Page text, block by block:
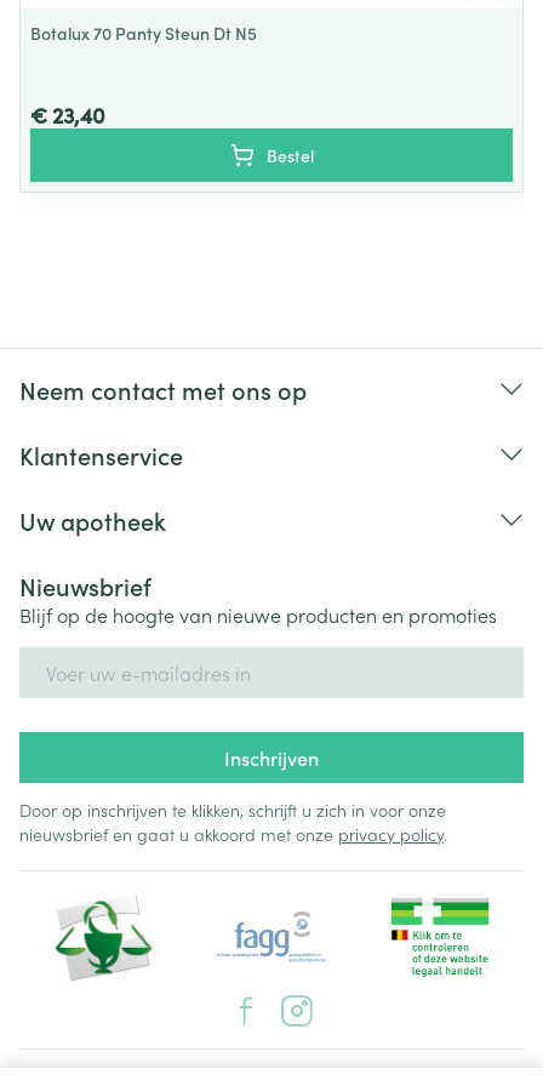
Botalux 70 Panty Steun Dt N5
€ 23,40
Bestel
Neem contact met ons op
Klantenservice
Uw apotheek
Nieuwsbrief
Blijf op de hoogte van nieuwe producten en promoties
Inschrijven
Door op inschrijven te klikken, schrijft u zich in voor onze
nieuwsbrief en gaat u akkoord met onze privacy policy.
Juridische links